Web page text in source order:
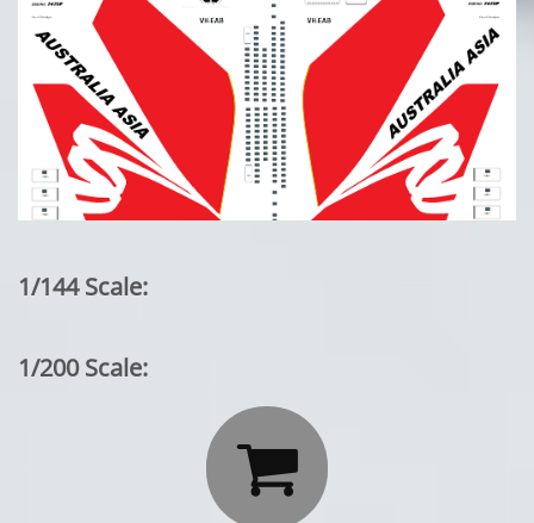
1/144 Scale:
1/200 Scale:
